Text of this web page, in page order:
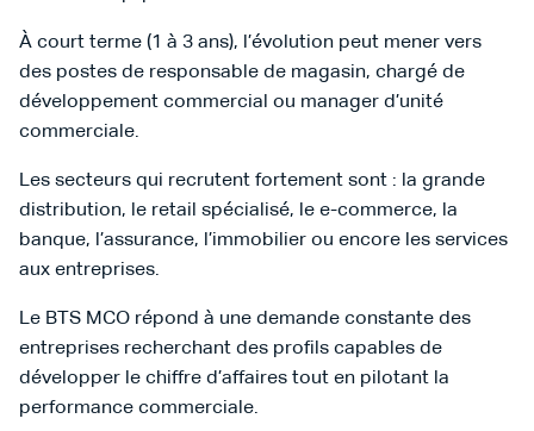
À court terme (1 à 3 ans), l’évolution peut mener vers
des postes de responsable de magasin, chargé de
développement commercial ou manager d’unité
commerciale.
Les secteurs qui recrutent fortement sont : la grande
distribution, le retail spécialisé, le e-commerce, la
banque, l’assurance, l’immobilier ou encore les services
aux entreprises.
Le BTS MCO répond à une demande constante des
entreprises recherchant des profils capables de
développer le chiffre d’affaires tout en pilotant la
performance commerciale.